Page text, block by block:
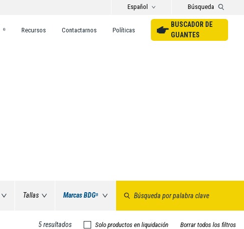
Español Búsqueda
BUSCADOR DE
GUANTES
® Recursos Contactarnos Políticas
Tallas Marcas BDG®
5 resultados Solo productos en liquidación Borrar todos los filtros